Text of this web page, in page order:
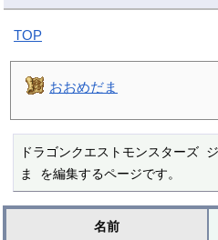
TOP
おおめだま
ドラゴンクエストモンスターズ
ま を編集するページです。
名前